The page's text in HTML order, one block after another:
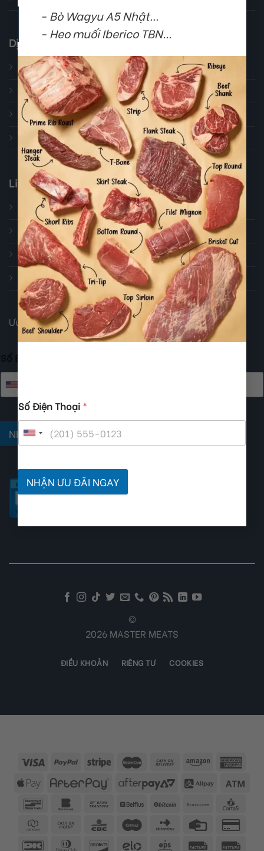
- Bò Wagyu A5 Nhật...
- Heo muối Iberico TBN...
Số Điện Thoại *
NHẬN ƯU ĐÃI NGAY
Dịch Vụ Khách Hàng
Thanh toán
Giao hàng và vận chuyển
Đổi trả
Hỗ trợ
Liên Hệ
Về chúng tôi
Các dịch vụ
Blog Ẩm Thực
Liên hệ
Ưu Đãi dành riêng cho bạn!
Số Điện Thoại
NHẬN ƯU ĐÃI NGAY
©
2026 MASTER MEATS
ĐIỀU KHOẢN RIÊNG TƯ COOKIES